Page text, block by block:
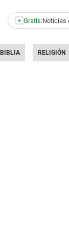
+ Gratis:Noticias
BIBLIA RELIGIÓN